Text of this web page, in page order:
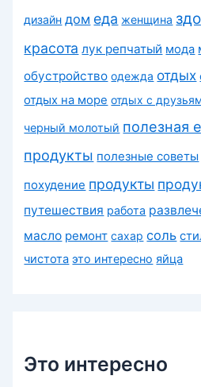
дизайн дом еда женщина
красота лук репчатый мода
обустройство одежда отдых
отдых на море отдых с
черный молотый полезная
продукты полезные советы
похудение продукты
путешествия работа
масло ремонт сахар соль
чистота это интересно яйца
Это интересно